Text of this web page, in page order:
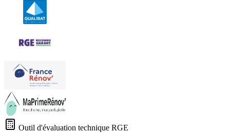
Outil d'évaluation technique RGE